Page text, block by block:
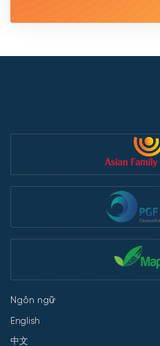
Ngôn ngữ
English
中文